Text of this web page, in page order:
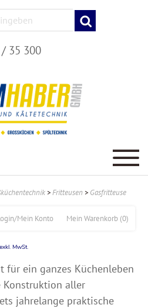
35 300
>Fritteusen > Gasfritteuse
Mein Warenkorb (0)
Mein Konto
MwSt.
für ein ganzes Küchenleben
aller
jahrelange praktische